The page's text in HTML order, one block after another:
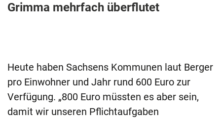
Grimma mehrfach überflutet
Heute haben Sachsens Kommunen laut Berger
pro Einwohner und Jahr rund 600 Euro zur
Verfügung. „800 Euro müssten es aber sein,
damit wir unseren Pflichtaufgaben